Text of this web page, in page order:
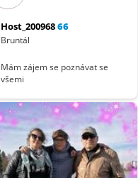
Host_20096866
Bruntál
Mám zájem se poznávat se
všemi